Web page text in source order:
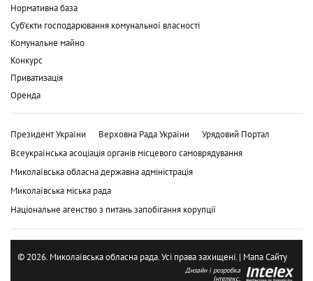
Нормативна база
Суб'єкти господарювання комунальної власності
Комунальне майно
Конкурс
Приватизація
Оренда
Президент України Верховна Рада України
Урядовий Портал
Всеукраїнська асоціація органів місцевого самоврядування
Миколаївська обласна державна адміністрація
Миколаївська міська рада
Національне агенство з питань запобігання корупції
© 2026. Миколаївська обласна рада. Усі права захищені. | Мапа Сайту
Дизайн і розробка
Інтелекс.